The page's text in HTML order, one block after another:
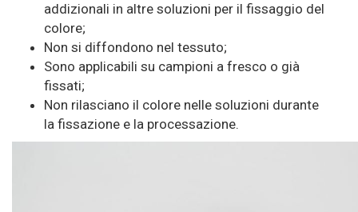
addizionali in altre soluzioni per il fissaggio del
colore;
Non si diffondono nel tessuto;
Sono applicabili su campioni a fresco o già
fissati;
Non rilasciano il colore nelle soluzioni durante
la fissazione e la processazione.